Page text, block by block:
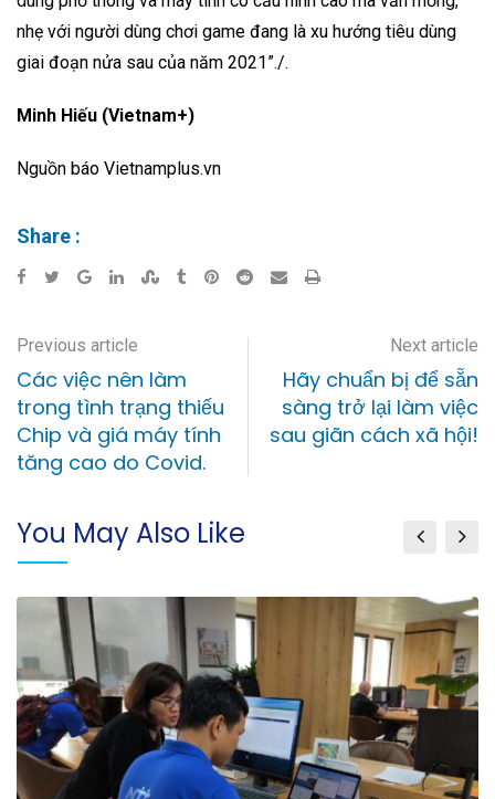
nhẹ với người dùng chơi game đang là xu hướng tiêu dùng
giai đoạn nửa sau của năm 2021”./.
Minh Hiếu (Vietnam+)
Nguồn báo Vietnamplus.vn
Share :
Previous article
Các việc nên làm
trong tình trạng thiếu
Chip và giá máy tính
tăng cao do Covid.
Next article
Hãy chuẩn bị để sẵn
sàng trở lại làm việc
sau giãn cách xã hội!
You May Also Like